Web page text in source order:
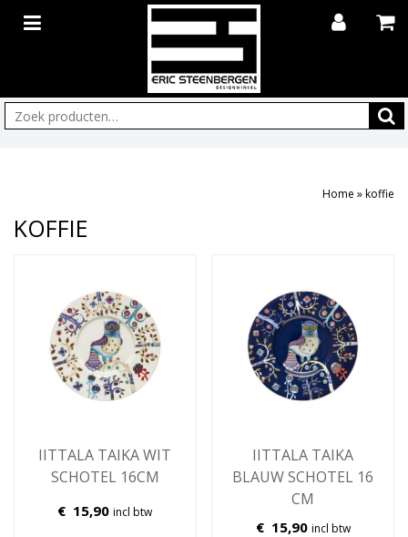
Zoeken:
Home »koffie
KOFFIE
IITTALA TAIKA WIT
SCHOTEL 16CM
€ 15,90 incl btw
IITTALA TAIKA
BLAUW SCHOTEL 16
CM
€ 15,90 incl btw